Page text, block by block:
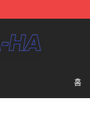
홈